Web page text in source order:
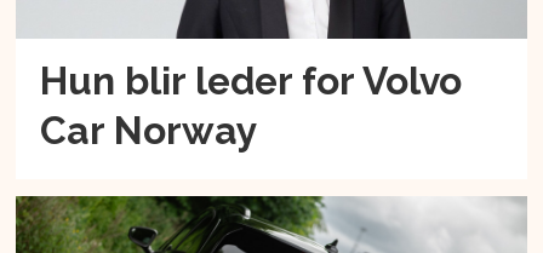
Hun blir leder for Volvo
Car Norway